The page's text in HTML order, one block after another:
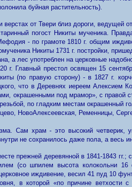
буйная растительность).
верстах от Твери близ дороги, ведущей
погост Никиты мученика.
- по грамоте 1810 г. общим
Никиты 1731 г. постройки,
а лес употреблен на церковные
Главный престол освящен 15
(по правую сторону) - в 1827 г.
что в Деревнях иереем Алексием
окрашенными под мрамор», с правой
по гладким местам окрашенный
НовоАлексеевская, Ременницы,
Сам храм - это высокий
не сохранилось даже пола, а весь
прежней деревянной в 1841-1843 гг.;
(со шпилем высота колокольни
иждивение, весил 41 пуд 10
в которой «по причине ветхости